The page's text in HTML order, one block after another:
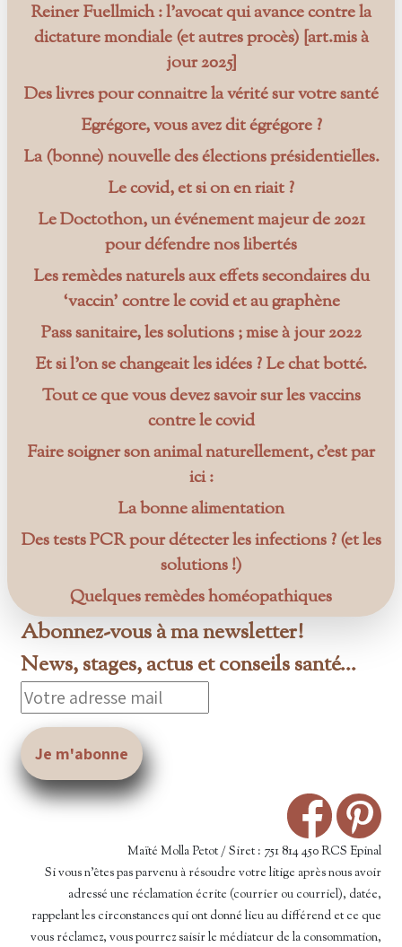
Reiner Fuellmich : l’avocat qui avance contre la
dictature mondiale (et autres procès) [art.mis à
jour 2025]
Des livres pour connaitre la vérité sur votre santé
Egrégore, vous avez dit égrégore ?
La (bonne) nouvelle des élections présidentielles.
Le covid, et si on en riait ?
Le Doctothon, un événement majeur de 2021
pour défendre nos libertés
Les remèdes naturels aux effets secondaires du
‘vaccin’ contre le covid et au graphène
Pass sanitaire, les solutions ; mise à jour 2022
Et si l’on se changeait les idées ? Le chat botté.
Tout ce que vous devez savoir sur les vaccins
contre le covid
Faire soigner son animal naturellement, c’est par
ici :
La bonne alimentation
Des tests PCR pour détecter les infections ? (et les
solutions !)
Quelques remèdes homéopathiques
Abonnez-vous à ma newsletter!
News, stages, actus et conseils santé...
Maïté Molla Petot / Siret : 751 814 450 RCS Epinal
Si vous n’êtes pas parvenu à résoudre votre litige après nous avoir
adressé une réclamation écrite (courrier ou courriel), datée,
rappelant les circonstances qui ont donné lieu au différend et ce que
vous réclamez, vous pourrez saisir le médiateur de la consommation,